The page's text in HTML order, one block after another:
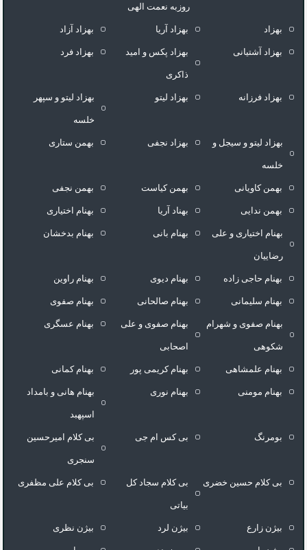
روزبه نعمت الهی
بهزاد بهزاد آریا بهزاد آزاد
بهزاد آشتیانی بهزاد پکس و امید
ذاکری
بهزاد فرد
بهزاد فرزانه بهزاد لیتو بهزاد لیتو و سپهر
خلسه
بهزاد لیتو و سیجل و
خلسه
بهزاد نجفی بهمن ستاری
بهمن کاویانی بهمن کیاست بهمن نجفی
بهمن ندایی بهناد آریا بهنام اختیاری
بهنام اختیاری و علی
رضاییان
بهنام بانی بهنام بدخشان
بهنام حاجی زاده بهنام دیوی بهنام راوین
بهنام سلیمانی بهنام صالحانی بهنام صفوی
بهنام صفوی و شهرام
شکوهی
بهنام صفوی و علی
اصحابی
بهنام عسگری
بهنام علمشاهی بهنام کریمی پور بهنام کمانی
بهنام مومنی بهنام نوری بهنام هانی و بامداد
اسپهبد
بومرنگ بی کس ام جی بی کلام امیرحسین
سنجری
بی کلام حسین خضری بی کلام سجاد کل
بیاتی
بی کلام علی مظفری
بیژن زارع بیژن لرد بیژن نظری